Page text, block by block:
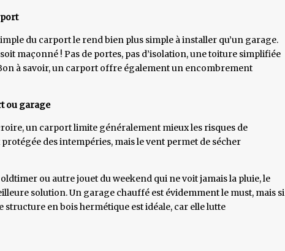
du carport le rend bien plus simple à installer qu’un garage.
maçonné ! Pas de portes, pas d’isolation, une toiture simplifiée
à savoir, un carport offre également un encombrement
ou garage
un carport limite généralement mieux les risques de
des intempéries, mais le vent permet de sécher
ou autre jouet du weekend qui ne voit jamais la pluie, le
solution. Un garage chauffé est évidemment le must, mais si
en bois hermétique est idéale, car elle lutte